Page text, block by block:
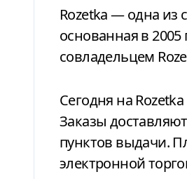
Rozetka — одна
основанная в
совладельцем
Сегодня на
Заказы
пунктов выдачи.
электронной